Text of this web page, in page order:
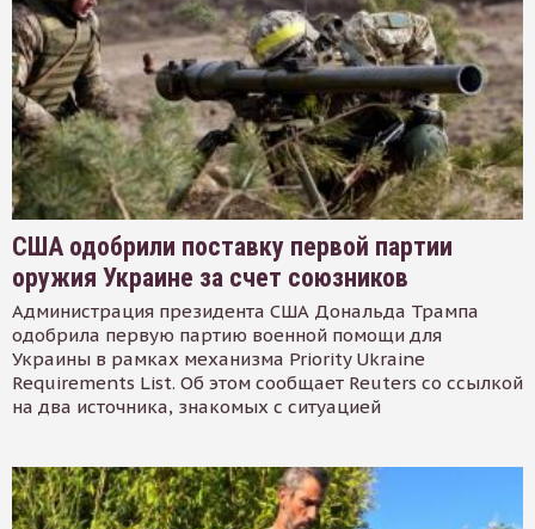
США одобрили поставку первой партии
оружия Украине за счет союзников
Администрация президента США Дональда Трампа
одобрила первую партию военной помощи для
Украины в рамках механизма Priority Ukraine
Requirements List. Об этом сообщает Reuters со ссылкой
на два источника, знакомых с ситуацией